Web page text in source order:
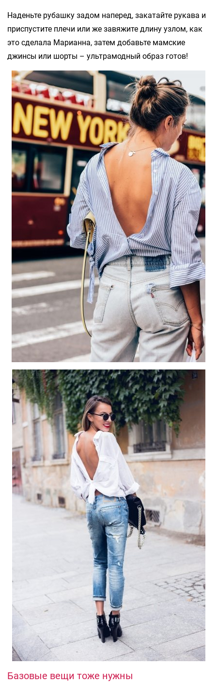
Наденьте рубашку задом наперед, закатайте рукава и
приспустите плечи или же завяжите длину узлом, как
это сделала Марианна, затем добавьте мамские
джинсы или шорты – ультрамодный образ готов!
Базовые вещи тоже нужны